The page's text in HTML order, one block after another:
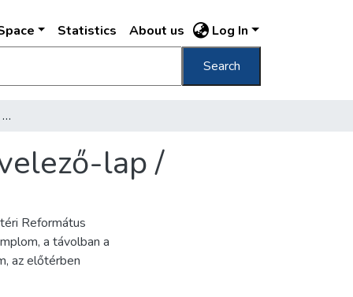
Statistics About us Log In
Search
Budapest Budai részlet = Ofner Ansicht : levelező-lap /
lap /
Református
a távolban a
az előtérben